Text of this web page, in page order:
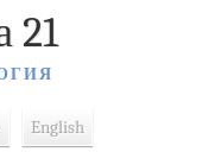
21
English